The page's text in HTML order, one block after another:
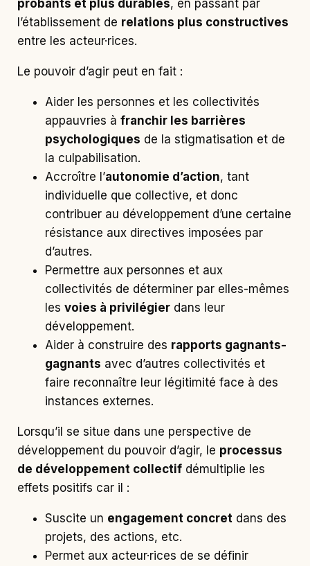
probants et plus durables, en passant par
l’établissement de relations plus constructives
entre les acteur·rices.
Le pouvoir d’agir peut en fait :
Aider les personnes et les collectivités
appauvries à franchir les barrières
psychologiques de la stigmatisation et de
la culpabilisation.
Accroître l’autonomie d’action, tant
individuelle que collective, et donc
contribuer au développement d’une certaine
résistance aux directives imposées par
d’autres.
Permettre aux personnes et aux
collectivités de déterminer par elles-mêmes
les voies à privilégier dans leur
développement.
Aider à construire des rapports gagnants-
gagnants avec d’autres collectivités et
faire reconnaître leur légitimité face à des
instances externes.
Lorsqu’il se situe dans une perspective de
développement du pouvoir d’agir, le processus
de développement collectif démultiplie les
effets positifs car il :
Suscite un engagement concret dans des
projets, des actions, etc.
Permet aux acteur·rices de se définir